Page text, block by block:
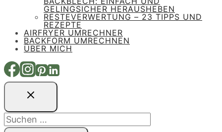
GELINGSICHER HERAUSHEBEN
RESTEVERWERTUNG – 23 TIPPS UND
REZEPTE
AIRFRYER UMRECHNER
BACKFORM UMRECHNEN
ÜBER MICH
Suchen